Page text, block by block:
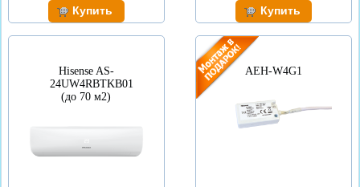
Hisense AS-
24UW4RBTKB01
(до 70 м2)
AEH-W4G1